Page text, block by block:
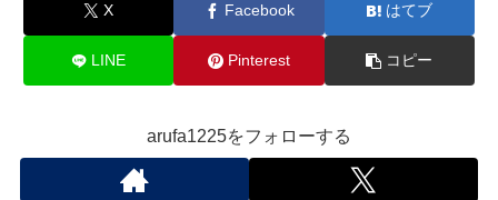
X Facebook はてブ
LINE Pinterest コピー
arufa1225をフォローする